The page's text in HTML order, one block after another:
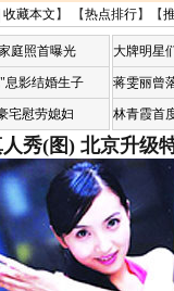
收藏本文 】 【热点排行】【
庭照首曝光
息影结婚生子
宅慰劳媳妇
大牌明星
蒋雯丽曾
林青霞首
秀(图) 北京升级